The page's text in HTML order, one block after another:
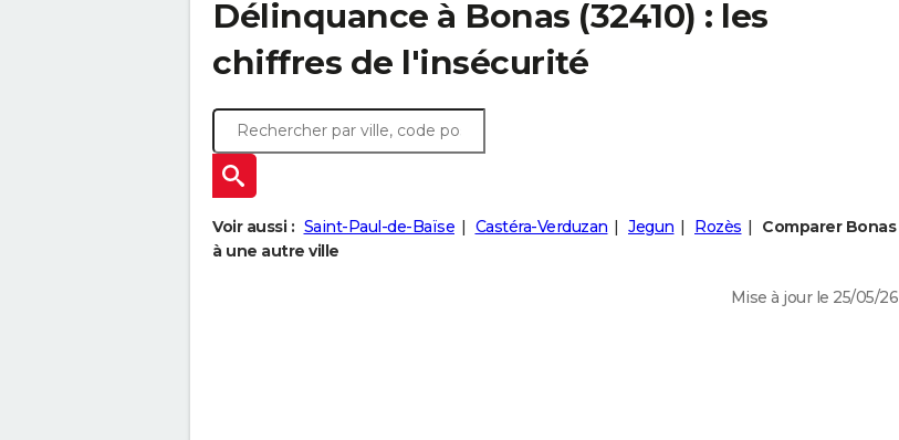
Délinquance à Bonas (32410) : les
chiffres de l'insécurité
Voir aussi : Saint-Paul-de-Baïse Castéra-Verduzan Jegun Rozès
Comparer Bonas
à une autre ville
Mise à jour le 25/05/26